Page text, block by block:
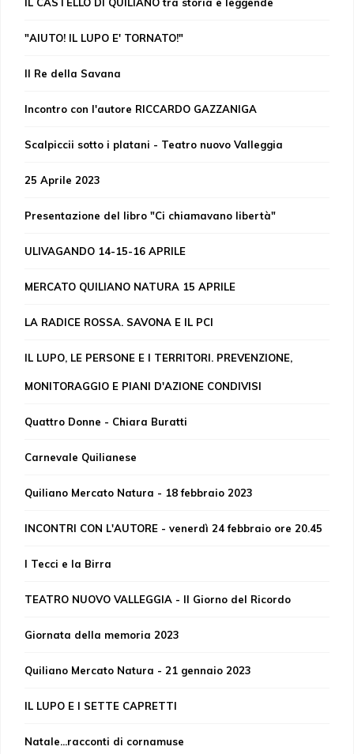
"AIUTO! IL LUPO E' TORNATO!"
Il Re della Savana
Incontro con l'autore RICCARDO GAZZANIGA
Scalpiccii sotto i platani - Teatro nuovo Valleggia
25 Aprile 2023
Presentazione del libro "Ci chiamavano libertà"
ULIVAGANDO 14-15-16 APRILE
MERCATO QUILIANO NATURA 15 APRILE
LA RADICE ROSSA. SAVONA E IL PCI
IL LUPO, LE PERSONE E I TERRITORI. PREVENZIONE,
MONITORAGGIO E PIANI D'AZIONE CONDIVISI
Quattro Donne - Chiara Buratti
Carnevale Quilianese
Quiliano Mercato Natura - 18 febbraio 2023
INCONTRI CON L'AUTORE - venerdì 24 febbraio ore 20.45
I Tecci e la Birra
TEATRO NUOVO VALLEGGIA - Il Giorno del Ricordo
Giornata della memoria 2023
Quiliano Mercato Natura - 21 gennaio 2023
IL LUPO E I SETTE CAPRETTI
Natale...racconti di cornamuse